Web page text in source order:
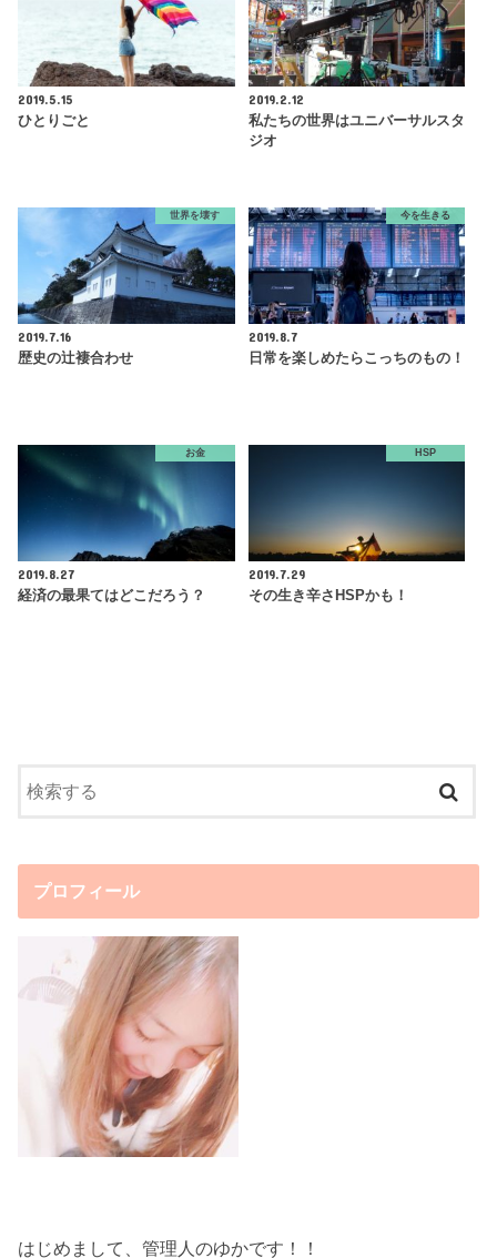
2019.5.15
ひとりごと
2019.2.12
私たちの世界はユニバーサルスタ
ジオ
世界を壊す
2019.7.16
歴史の辻褄合わせ
今を生きる
2019.8.7
日常を楽しめたらこっちのもの！
お金
2019.8.27
経済の最果てはどこだろう？
HSP
2019.7.29
その生き辛さHSPかも！
プロフィール
はじめまして、管理人のゆかです！！